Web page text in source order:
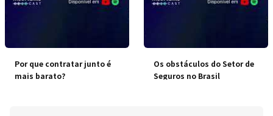
Por que contratar junto é
mais barato?
Os obstáculos do Setor de
Seguros no Brasil